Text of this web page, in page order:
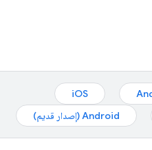
iOS
Android (إصدار قديم)